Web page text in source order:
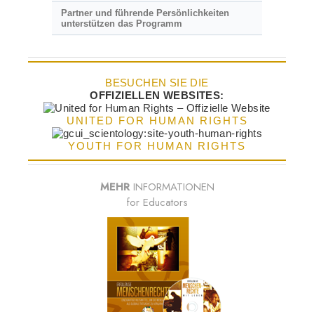
Partner und führende Persönlichkeiten
unterstützen das Programm
BESUCHEN SIE DIE
OFFIZIELLEN WEBSITES:
UNITED FOR HUMAN RIGHTS
YOUTH FOR HUMAN RIGHTS
MEHR INFORMATIONEN
for Educators